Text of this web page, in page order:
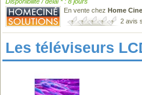
En vente chez Home
2 avis
Les téléviseurs